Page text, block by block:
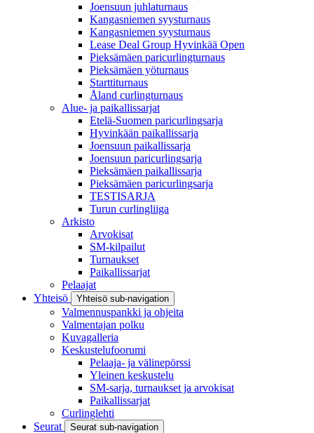
Joensuun juhlaturnaus
Kangasniemen syysturnaus
Kangasniemen syysturnaus
Lease Deal Group Hyvinkää Open
Pieksämäen paricurlingturnaus
Pieksämäen yöturnaus
Starttiturnaus
Åland curlingturnaus
Alue- ja paikallissarjat
Etelä-Suomen paricurlingsarja
Hyvinkään paikallissarja
Joensuun paikallissarja
Joensuun paricurlingsarja
Pieksämäen paikallissarja
Pieksämäen paricurlingsarja
TESTISARJA
Turun curlingliiga
Arkisto
Arvokisat
SM-kilpailut
Turnaukset
Paikallissarjat
Pelaajat
Yhteisö
Yhteisö sub-navigation
Valmennuspankki ja ohjeita
Valmentajan polku
Kuvagalleria
Keskustelufoorumi
Pelaaja- ja välinepörssi
Yleinen keskustelu
SM-sarja, turnaukset ja arvokisat
Paikallissarjat
Curlinglehti
Seurat
Seurat sub-navigation